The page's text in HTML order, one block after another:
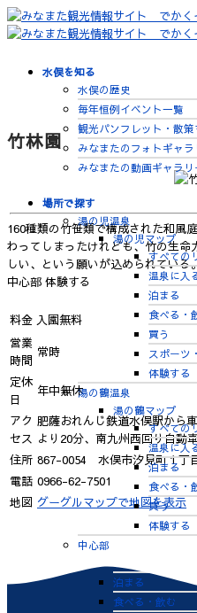
水俣を知る
水俣の歴史
毎年恒例イベント一覧
観光パンフレット・散策
みなまたのフォトギャラ
みなまたの動画ギャラリ
場所で探す
湯の児温泉
湯の児マップ
すべての
温泉に入
泊まる
食べる・
買う
スポーツ
体験する
湯の鶴温泉
湯の鶴マップ
すべての
温泉に入
泊まる
食べる・
買う
体験する
中心部
泊まる
食べる・飲む
竹林園
160種類の竹笹類で構成された和風
わってしまったけれども、竹の生
しい、という願いが込められている
中心部 体験する
料金 入園無料
営業
時間
常時
定休
日
年中無休
アク
セス
肥薩おれんじ鉄道水俣駅から
より20分、南九州西回り自動
住所 867-0054 水俣市汐見町１丁
電話 0966-62-7501
地図 グーグルマップで地図を表示